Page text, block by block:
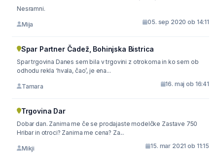
Nesramni.
Mija 05. sep 2020 ob 14:11
Spar Partner Čadež, Bohinjska Bistrica
Spar trgovina Danes sem bila v trgovini z otrokoma in ko sem ob
odhodu rekla ‘hvala, čao’, je ena...
Tamara 16. maj ob 16:41
Trgovina Dar
Dobar dan. Zanima me če se prodajaste modelčke Zastave 750
Hribar in otroci? Zanima me cena? Za...
Mikji 15. mar 2021 ob 11:15